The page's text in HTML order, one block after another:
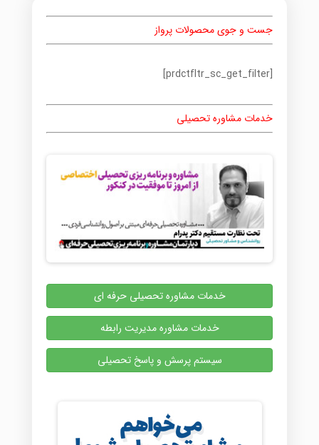
جست و جوی محصولات پرواز
[prdctfltr_sc_get_filter]
خدمات مشاوره تحصیلی
خدمات مشاوره تحصیلی حرفه ای
خدمات مشاوره مدیریت رابطه
سیستم پرسش و پاسخ تحصیلی